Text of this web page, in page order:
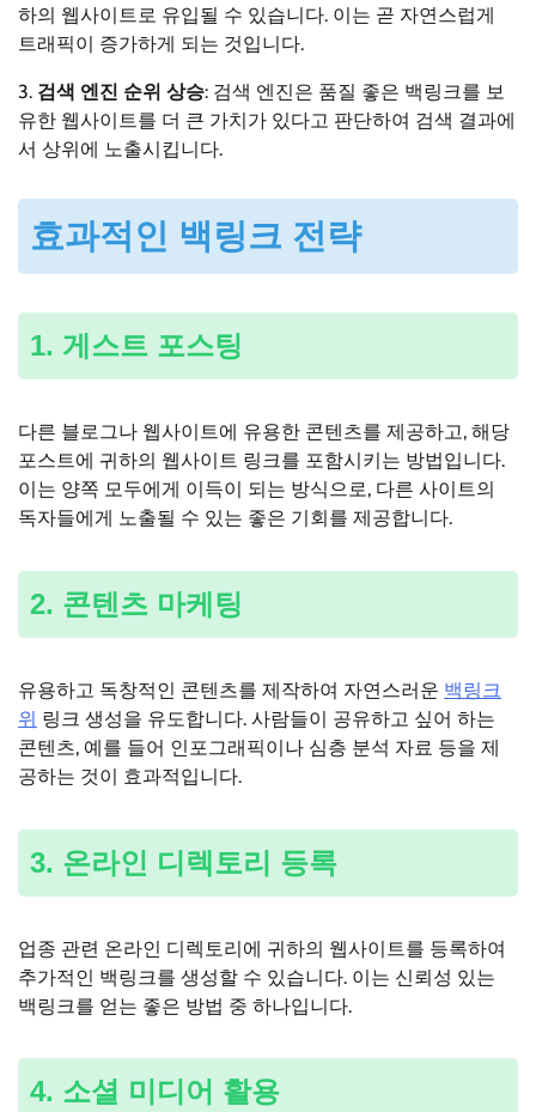
하의 웹사이트로 유입될 수 있습니다. 이는 곧 자연스럽게
트래픽이 증가하게 되는 것입니다.
3. 검색 엔진 순위 상승: 검색 엔진은 품질 좋은 백링크를 보
유한 웹사이트를 더 큰 가치가 있다고 판단하여 검색 결과에
서 상위에 노출시킵니다.
효과적인 백링크 전략
1. 게스트 포스팅
다른 블로그나 웹사이트에 유용한 콘텐츠를 제공하고, 해당
포스트에 귀하의 웹사이트 링크를 포함시키는 방법입니다.
이는 양쪽 모두에게 이득이 되는 방식으로, 다른 사이트의
독자들에게 노출될 수 있는 좋은 기회를 제공합니다.
2. 콘텐츠 마케팅
유용하고 독창적인 콘텐츠를 제작하여 자연스러운 백링크
위 링크 생성을 유도합니다. 사람들이 공유하고 싶어 하는
콘텐츠, 예를 들어 인포그래픽이나 심층 분석 자료 등을 제
공하는 것이 효과적입니다.
3. 온라인 디렉토리 등록
업종 관련 온라인 디렉토리에 귀하의 웹사이트를 등록하여
추가적인 백링크를 생성할 수 있습니다. 이는 신뢰성 있는
백링크를 얻는 좋은 방법 중 하나입니다.
4. 소셜 미디어 활용